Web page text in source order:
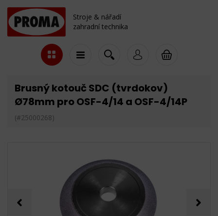
Stroje & nářadí
zahradní technika
Brusný kotouč SDC (tvrdokov)
Ø78mm pro OSF-4/14 a OSF-4/14P
(#25000268)